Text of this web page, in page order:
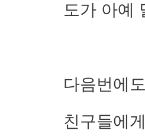
도가 아예
다음번에
친구들에